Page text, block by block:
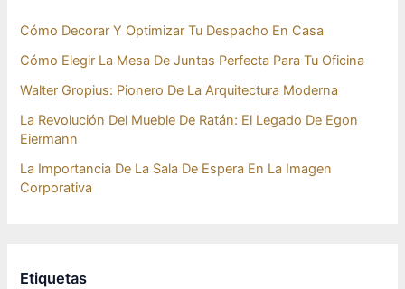
Cómo Decorar Y Optimizar Tu Despacho En Casa
Cómo Elegir La Mesa De Juntas Perfecta Para Tu Oficina
Walter Gropius: Pionero De La Arquitectura Moderna
La Revolución Del Mueble De Ratán: El Legado De Egon
Eiermann
La Importancia De La Sala De Espera En La Imagen
Corporativa
Etiquetas